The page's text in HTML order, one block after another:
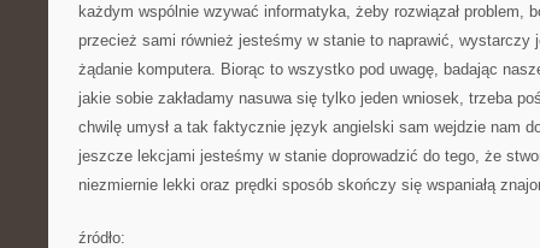
każdym wspólnie wzywać informatyka, żeby rozwiązał problem,
przecież sami również jesteśmy w stanie to naprawić, wystarczy
żądanie komputera. Biorąc to wszystko pod uwagę, badając
jakie sobie zakładamy nasuwa się tylko jeden wniosek, trzeba
chwilę umysł a tak faktycznie język angielski sam wejdzie nam
jeszcze lekcjami jesteśmy w stanie doprowadzić do tego, że
niezmiernie lekki oraz prędki sposób skończy się wspaniałą
źródło: